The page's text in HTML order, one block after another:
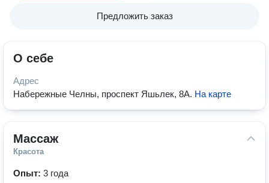
Предложить заказ
О себе
Адрес
Набережные Челны, проспект Яшьлек, 8А. На карте
Массаж
Красота
Опыт: 3 года